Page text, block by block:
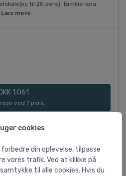
cookies
din oplevelse, tilpasse
vores trafik. Ved at klikke på
til alle cookies. Hvis du
til 20 pers), familie-spa
Læs mere
DKK 1.061
ved 7 pers.
rejsemuligheder ↓